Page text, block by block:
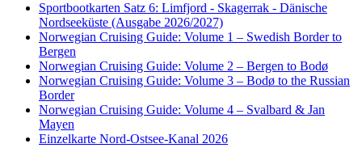
Sportbootkarten Satz 6: Limfjord - Skagerrak - Dänische
Nordseeküste (Ausgabe 2026/2027)
Norwegian Cruising Guide: Volume 1 – Swedish Border to
Bergen
Norwegian Cruising Guide: Volume 2 – Bergen to Bodø
Norwegian Cruising Guide: Volume 3 – Bodø to the Russian
Border
Norwegian Cruising Guide: Volume 4 – Svalbard & Jan
Mayen
Einzelkarte Nord-Ostsee-Kanal 2026